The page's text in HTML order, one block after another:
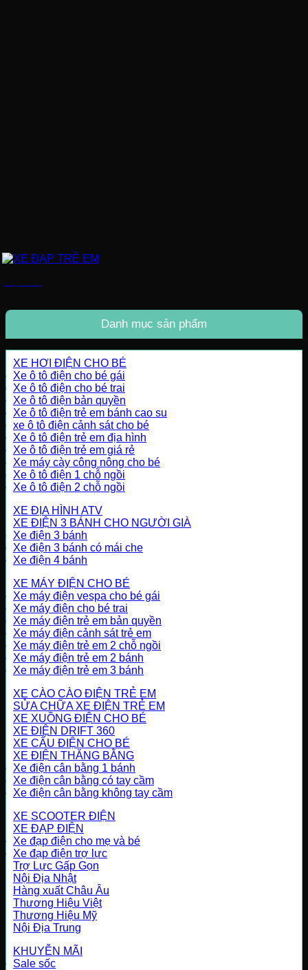
Danh mục sản phẩm
XE HƠI ĐIỆN CHO BÉ
Xe ô tô điện cho bé gái
Xe ô tô điện cho bé trai
Xe ô tô điện bản quyền
Xe ô tô điện trẻ em bánh cao su
xe ô tô điện cảnh sát cho bé
Xe ô tô điện trẻ em địa hình
Xe ô tô điện trẻ em giá rẻ
Xe máy cày công nông cho bé
Xe ô tô điện 1 chỗ ngồi
Xe ô tô điện 2 chỗ ngồi
XE ĐỊA HÌNH ATV
XE ĐIỆN 3 BÁNH CHO NGƯỜI GIÀ
Xe điện 3 bánh
Xe điện 3 bánh có mái che
Xe điện 4 bánh
XE MÁY ĐIỆN CHO BÉ
Xe máy điện vespa cho bé gái
Xe máy điện cho bé trai
Xe máy điện trẻ em bản quyền
Xe máy điện cảnh sát trẻ em
Xe máy điện trẻ em 2 chỗ ngồi
Xe máy điện trẻ em 2 bánh
Xe máy điện trẻ em 3 bánh
XE CÀO CÀO ĐIỆN TRẺ EM
SỬA CHỮA XE ĐIỆN TRẺ EM
XE XUỒNG ĐIỆN CHO BÉ
XE ĐIỆN DRIFT 360
XE CẨU ĐIỆN CHO BÉ
XE ĐIỆN THĂNG BẰNG
Xe điện cân bằng 1 bánh
Xe điện cân bằng có tay cầm
Xe điện cân bằng không tay cầm
XE SCOOTER ĐIỆN
XE ĐẠP ĐIỆN
Xe đạp điện cho mẹ và bé
Xe đạp điện trợ lực
Trợ Lực Gấp Gọn
Nội Địa Nhật
Hàng xuất Châu Âu
Thương Hiệu Việt
Thương Hiệu Mỹ
Nội Địa Trung
KHUYỄN MÃI
Sale sốc